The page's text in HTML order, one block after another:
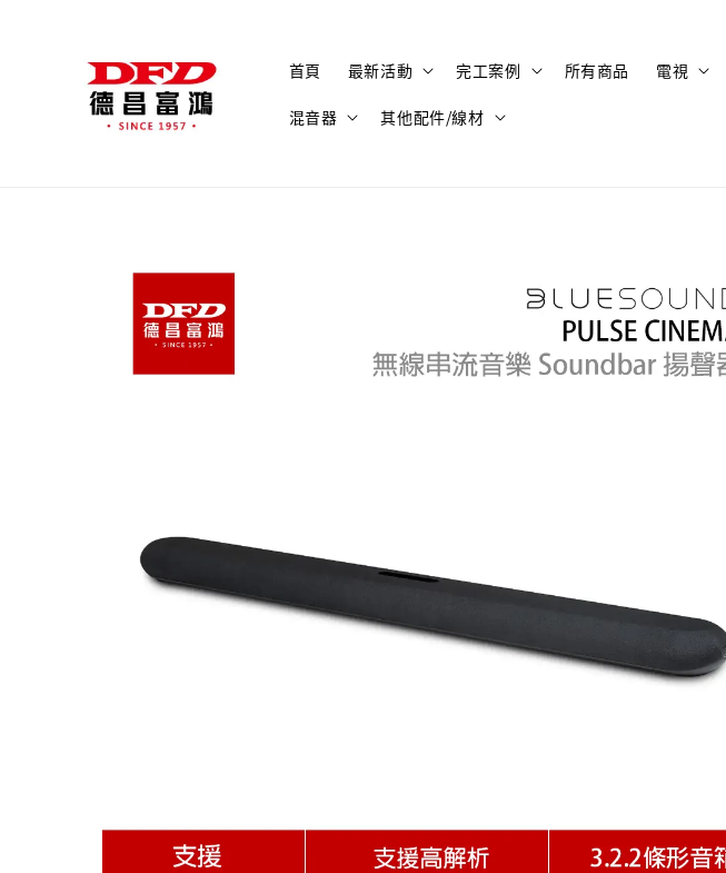
首頁 最新活動 完工案例 所有商品 電視
混音器 其他配件/線材